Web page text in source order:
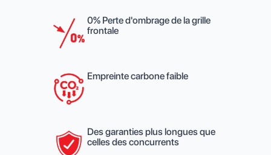
0% Perte d'ombrage de la grille
frontale
Empreinte carbone faible
Des garanties plus longues que
celles des concurrents